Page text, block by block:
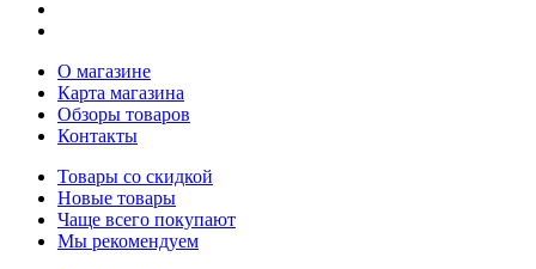
О магазине
Карта магазина
Обзоры товаров
Контакты
Товары со скидкой
Новые товары
Чаще всего покупают
Мы рекомендуем